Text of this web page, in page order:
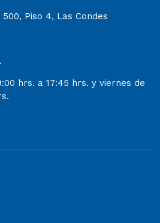
Piso 4, Las Condes
hrs. a 17:45 hrs. y viernes de